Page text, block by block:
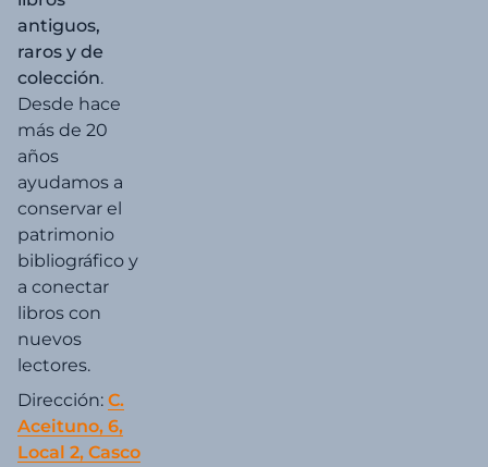
antiguos,
raros y de
colección.
Desde hace
más de 20
años
ayudamos a
conservar el
patrimonio
bibliográfico y
a conectar
libros con
nuevos
lectores.
Dirección: C.
Aceituno, 6,
Local 2, Casco